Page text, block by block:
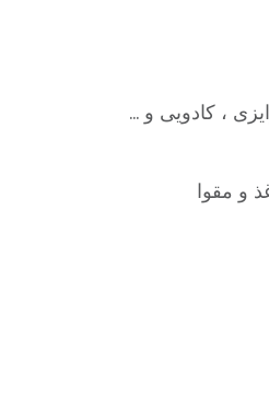
، کادویی و …
و مقوا